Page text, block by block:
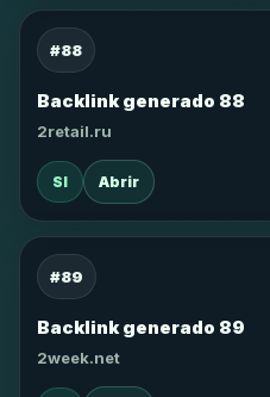
#88
Backlink generado 88
2retail.ru
SI Abrir
#89
Backlink generado 89
2week.net